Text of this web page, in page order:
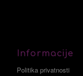
Informacije
Politika privatnosti